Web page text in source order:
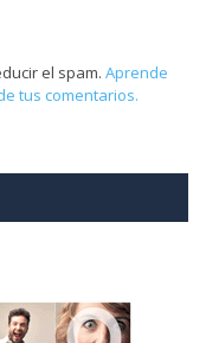
el spam. Aprende
tus comentarios.